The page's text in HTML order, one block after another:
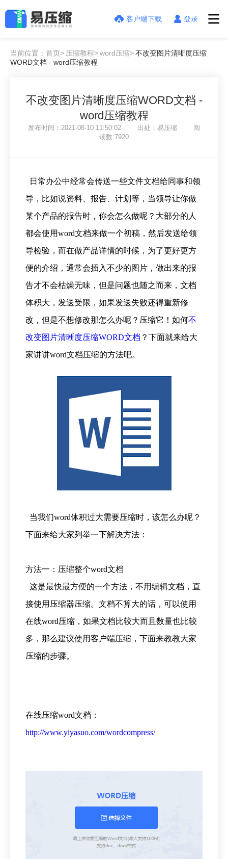
客户端下载 登录
当前位置：首页> 压缩教程>word压缩>不改变图片清晰度压缩
WORD文档 - word压缩教程
不改变图片清晰度压缩WORD文档 -
word压缩教程
发布时间：2021-08-10 11:50:02 出处：易压缩 阅
读数:7920
日常办公中经常会传送一些文件文档给同事和领
导，比如说资料、报告、计划等，当领导让你做
某个产品的报告时，你会怎么做呢？大部分的人
都会使用word文档来做一个初稿，然后发送给领
导检验，而在做产品详情的时候，为了更好更方
便的介绍，通常会插入不少的图片，做出来的报
告才不会枯燥无味，但是问题也随之而来，文档
体积大，发送受限，如果发送失败还得重新修
改，但是不想修改那怎么办呢？压缩它！如何不
改变图片清晰度压缩WORD文档 ？下面就来给大
家讲讲word文档压缩的方法吧。
当我们word体积过大需要压缩时，该怎么办呢？
下面来给大家列举一下解决方法：
方法一：压缩整个word文档
这是最快最方便的一个方法，不用编辑文档，直
接使用压缩器压缩。文档不算大的话，可以使用
在线word压缩，如果文档比较大而且数量也比较
多，那么建议使用客户端压缩，下面来教教大家
压缩的步骤。
在线压缩word文档：
http://www.yiyasuo.com/wordcompress/